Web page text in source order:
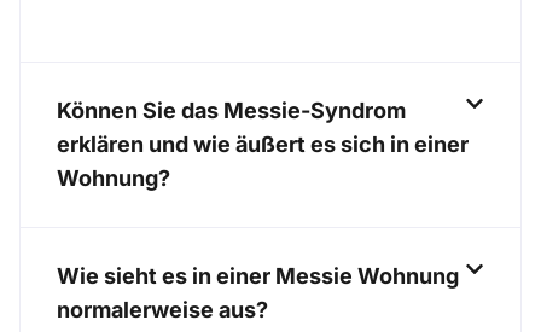
Können Sie das Messie-Syndrom
erklären und wie äußert es sich in einer
Wohnung?
Wie sieht es in einer Messie Wohnung
normalerweise aus?